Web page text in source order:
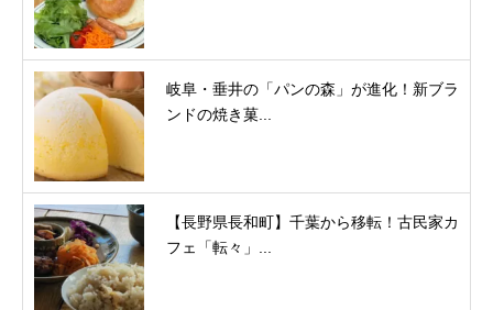
岐阜・垂井の「パンの森」が進化！新ブラ
ンドの焼き菓...
【長野県長和町】千葉から移転！古民家カ
フェ「転々」...